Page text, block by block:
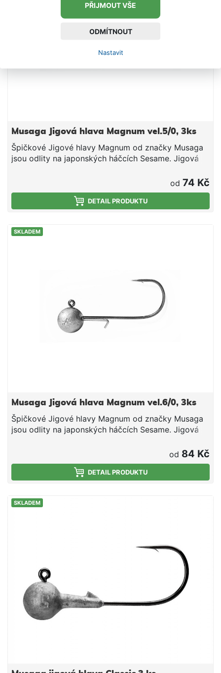
PŘIJMOUT VŠE
ODMÍTNOUT
Nastavit
Musaga Jigová hlava Magnum vel.5/0, 3ks
Špičkové Jigové hlavy Magnum od značky Musaga
jsou odlity na japonských háčcích Sesame. Jigová
nástrahy z jigové hlavy. Velikost háčku 5/0
Hmotnost 7g Balení 3ks
od 74 Kč
DETAIL PRODUKTU
SKLADEM
Musaga Jigová hlava Magnum vel.6/0, 3ks
Špičkové Jigové hlavy Magnum od značky Musaga
jsou odlity na japonských háčcích Sesame. Jigová
nástrahy z jigové hlavy. Velikost háčku 6/0
Hmotnost 7g Balení 3ks
od 84 Kč
DETAIL PRODUKTU
SKLADEM